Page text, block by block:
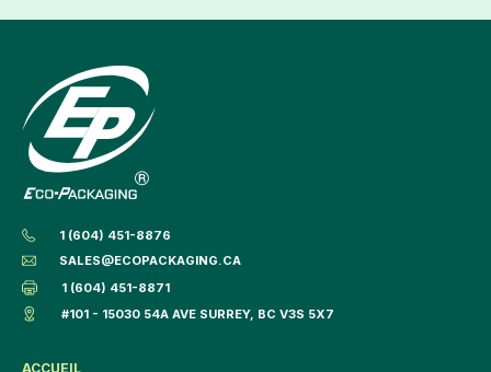
1 (604) 451-8876
SALES@ECOPACKAGING.CA
1 (604) 451-8871
#101 - 15030 54A AVE SURREY, BC V3S 5X7
ACCUEIL